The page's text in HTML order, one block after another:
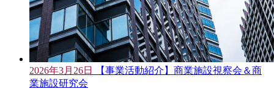
2026年3月26日
【事業活動紹介】商業施設視察会＆商
業施設研究会